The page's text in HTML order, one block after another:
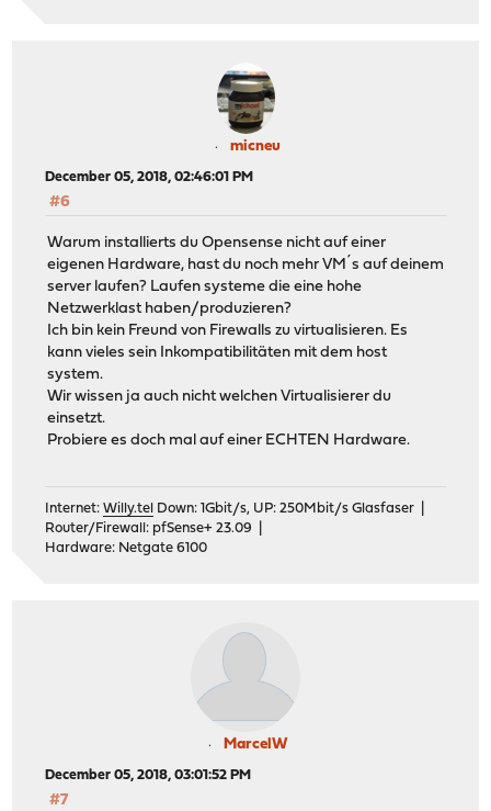
micneu
December 05, 2018, 02:46:01 PM
#6
Warum installierts du Opensense nicht auf einer
eigenen Hardware, hast du noch mehr VM´s auf deinem
server laufen? Laufen systeme die eine hohe
Netzwerklast haben/produzieren?
Ich bin kein Freund von Firewalls zu virtualisieren. Es
kann vieles sein Inkompatibilitäten mit dem host
system.
Wir wissen ja auch nicht welchen Virtualisierer du
einsetzt.
Probiere es doch mal auf einer ECHTEN Hardware.
Internet:Willy.tel
Down: 1Gbit/s, UP: 250Mbit/s Glasfaser |
Router/Firewall: pfSense+ 23.09 |
Hardware: Netgate 6100
MarcelW
December 05, 2018, 03:01:52 PM
#7